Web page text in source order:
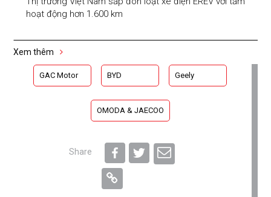
hoạt động hơn 1.600 km
Xem thêm
GAC Motor BYD Geely
OMODA & JAECOO
Share